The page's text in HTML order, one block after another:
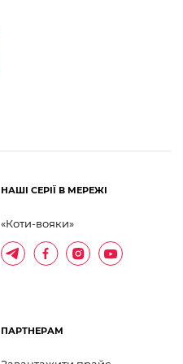
НАШІ СЕРІЇ В МЕРЕЖІ
«Коти-вояки»
ПАРТНЕРАМ